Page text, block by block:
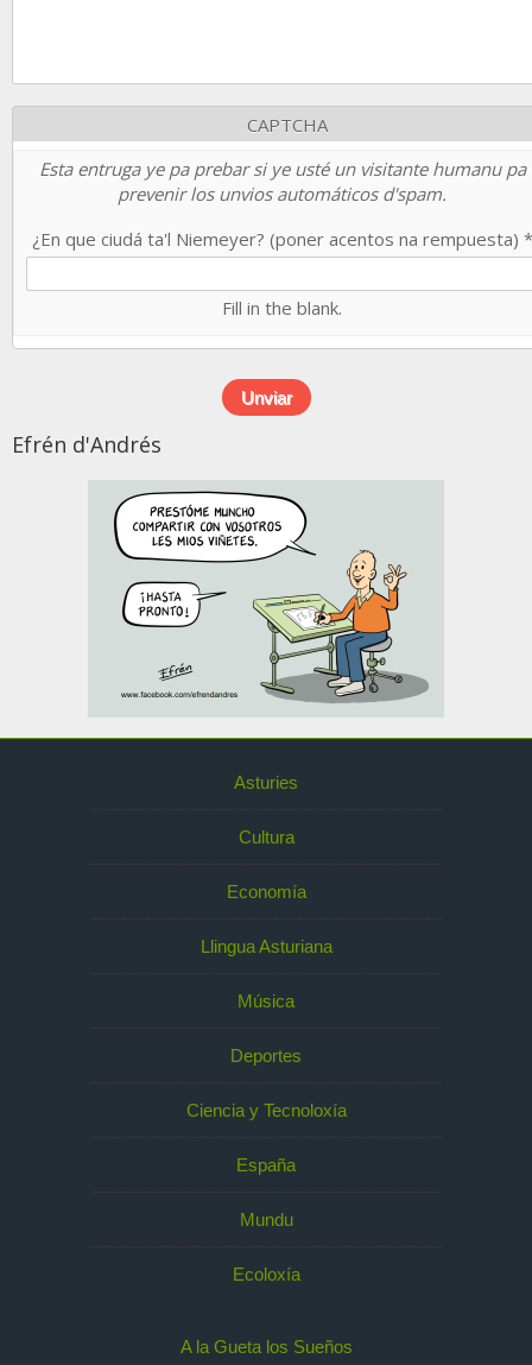
CAPTCHA
Esta entruga ye pa prebar si ye usté un visitante humanu pa
prevenir los unvios automáticos d'spam.
¿En que ciudá ta'l Niemeyer? (poner acentos na rempuesta) *
Fill in the blank.
Efrén d'Andrés
Asturies
Cultura
Economía
Llingua Asturiana
Música
Deportes
Ciencia y Tecnoloxía
España
Mundu
Ecoloxía
A la Gueta los Sueños